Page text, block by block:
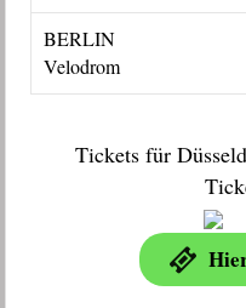
BERLIN
Velodrom
Tickets für